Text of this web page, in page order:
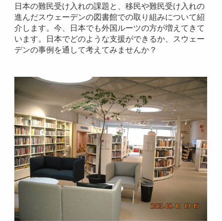
日本の難民受け入れの課題と、移民や難民受け入れの
進んだスウェーデンの図書館での取り組みについて紹
介します。今、日本でも外国ルーツの方が増えてきて
います。日本でどのような支援ができるか、スウェー
デンの事例を通して考えてみませんか？